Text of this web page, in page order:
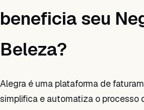
beneficia seu
Beleza?
Alegra é uma plataforma de
simplifica e automatiza o processo